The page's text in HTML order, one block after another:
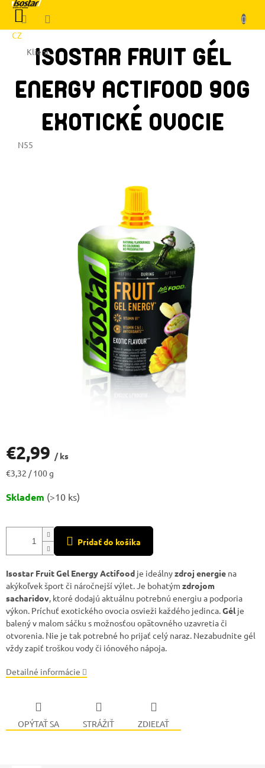
Prejsť
obsah
CZ
Klient
NÁKUPNÝ
KOŠÍK
ISOSTAR FRUIT GÉL
ENERGY ACTIFOOD 90G
EXOTICKÉ OVOCIE
N55
€2,99 / ks
Jednotková
€3,32 / 100 g
Skladem (>10 ks)
Pridať do košíka
Isostar Fruit Gel Energy Actifood je ideálnyzdroj energie na
akýkoľvek šport či náročnejší výlet. Je bohatým zdrojom
sacharidov, ktoré dodajú aktuálnu potrebnú energiu a podporia
výkon. Príchuť exotického ovocia osvieži každého jedinca.Gélje
balený v malom sáčku s možnosťou opätovného uzavretia či
otvorenia. Nie je tak potrebné ho prijať celý naraz. Nezabudnite gél
vždy zapiť troškou vody či iónového nápoja.
Detailné informácie
OPÝTAŤ SA STRÁŽIŤ ZDIEĽAŤ